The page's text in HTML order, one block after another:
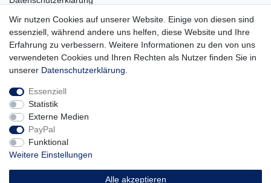
Impressum
Service
Zahlungsarten
Lieferung und Abholung
Unternehmen
Über uns
Karriere
Kontakt
Vertrag widerrufen
Wir nutzen Cookies auf unserer Website. Einige von diesen sind
essenziell, während andere uns helfen, diese Website und Ihre
Erfahrung zu verbessern. Weitere Informationen zu den von uns
verwendeten Cookies und Ihren Rechten als Nutzer finden Sie in
unserer Daten­schutz­erklärung
Essenziell
Statistik
Externe Medien
PayPal
Funktional
Weitere Einstellungen
Alle akzeptieren